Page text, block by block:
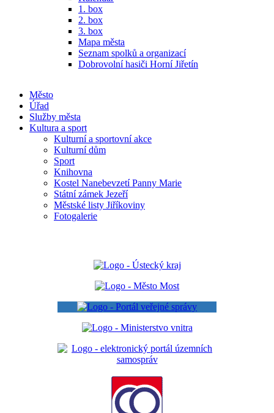
1. box
2. box
3. box
Mapa města
Seznam spolků a organizací
Dobrovolní hasiči Horní Jiřetín
Město
Úřad
Služby města
Kultura a sport
Kulturní a sportovní akce
Kulturní dům
Sport
Knihovna
Kostel Nanebevzetí Panny Marie
Státní zámek Jezeří
Městské listy Jiříkoviny
Fotogalerie